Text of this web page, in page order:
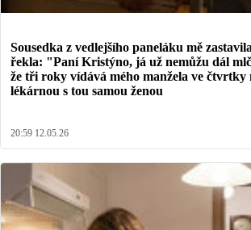
Sousedka z vedlejšího paneláku mě
řekla: "Paní Kristýno, já už nemůžu dál
že tři roky vídává mého manžela ve čtvrtky
lékárnou s tou samou ženou
20:59 12.05.26